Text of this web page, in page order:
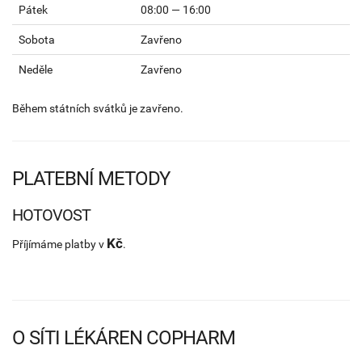
Pátek 08:00 — 16:00
Sobota Zavřeno
Neděle Zavřeno
Během státních svátků je zavřeno.
PLATEBNÍ METODY
HOTOVOST
Příjímáme platby v Kč.
O SÍTI LÉKÁREN COPHARM